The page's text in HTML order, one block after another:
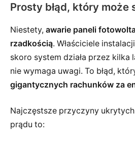
Prosty błąd, który może
Niestety, awarie paneli
rzadkością. Właściciele
skoro system działa przez kilka
nie wymaga uwagi. To błąd,
gigantycznych rachunków za
Najczęstsze przyczyny
prądu to: